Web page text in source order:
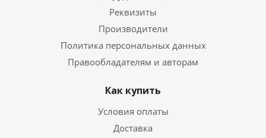
Реквизиты
Производители
Политика персональных данных
Правообладателям и авторам
Как купить
Условия оплаты
Доставка